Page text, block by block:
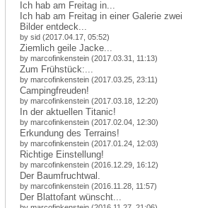
Ich hab am Freitag in...
Ich hab am Freitag in einer Galerie zwei
Bilder entdeck...
by sid (2017.04.17, 05:52)
Ziemlich geile Jacke...
by marcofinkenstein (2017.03.31, 11:13)
Zum Frühstück:...
by marcofinkenstein (2017.03.25, 23:11)
Campingfreuden!
by marcofinkenstein (2017.03.18, 12:20)
In der aktuellen Titanic!
by marcofinkenstein (2017.02.04, 12:30)
Erkundung des Terrains!
by marcofinkenstein (2017.01.24, 12:03)
Richtige Einstellung!
by marcofinkenstein (2016.12.29, 16:12)
Der Baumfruchtwal.
by marcofinkenstein (2016.11.28, 11:57)
Der Blattofant wünscht...